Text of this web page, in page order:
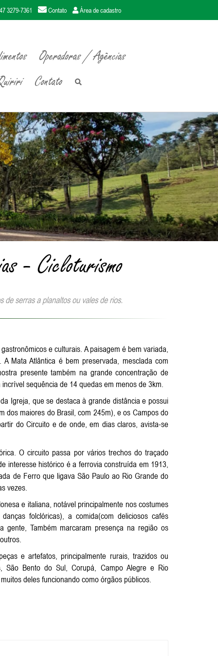
3279-7361 Contato Área de cadastro
Operadoras / Agências
Contato
- Cicloturismo
de serras a planaltos ou vales de rios.
e culturais. A paisagem é bem variada,
Mata Atlântica é bem preservada, mesclada com
presente também na grande concentração de
sequência de 14 quedas em menos de 3km.
Igreja, que se destaca à grande distância e possui
dos maiores do Brasil, com 245m), e os Campos do
do Circuito e de onde, em dias claros, avista-se
O circuito passa por vários trechos do traçado
interesse histórico é a ferrovia construída em 1913,
de Ferro que ligava São Paulo ao Rio Grande do
vezes.
e italiana, notável principalmente nos costumes
folclóricas), a comida(com deliciosos cafés
Também marcaram presença na região os
e artefatos, principalmente rurais, trazidos ou
São Bento do Sul, Corupá, Campo Alegre e Rio
deles funcionando como órgãos públicos.